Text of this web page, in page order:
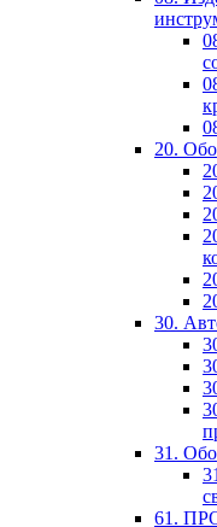
20.
30.
31.
61.